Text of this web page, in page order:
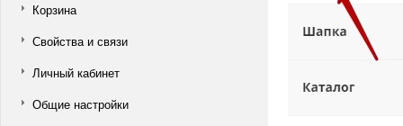
Корзина
Свойства и связи
Личный кабинет
Общие настройки